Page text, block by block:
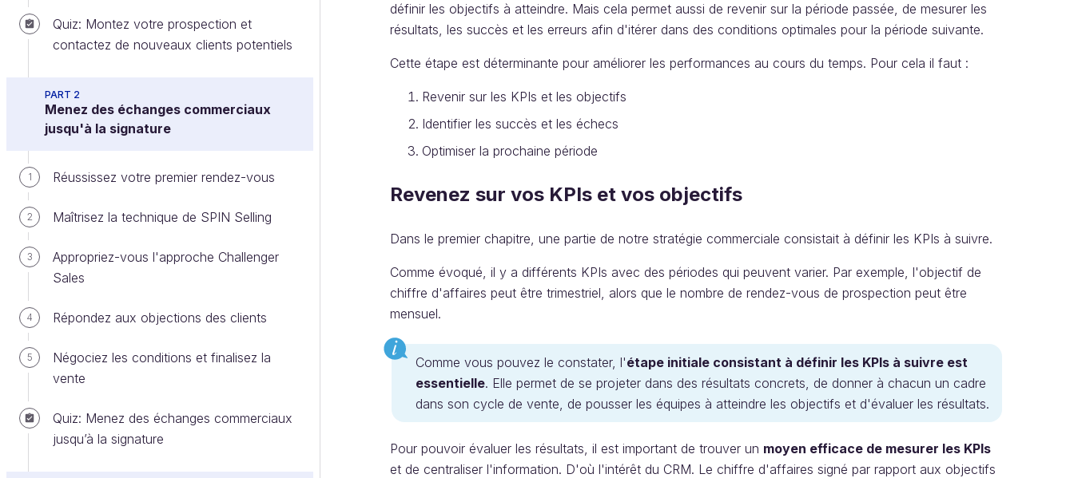
Quiz: Montez votre prospection et
contactez de nouveaux clients potentiels
PART 2
Menez des échanges commerciaux
jusqu'à la signature
1 Réussissez votre premier rendez-vous
2 Maîtrisez la technique de SPIN Selling
3
Appropriez-vous l'approche Challenger
Sales
4 Répondez aux objections des clients
5
Négociez les conditions et finalisez la
vente
Quiz: Menez des échanges commerciaux
jusqu’à la signature
définir les objectifs à atteindre. Mais cela permet aussi de revenir sur la période passée, de mesurer les
résultats, les succès et les erreurs afin d'itérer dans des conditions optimales pour la période suivante.
Cette étape est déterminante pour améliorer les performances au cours du temps. Pour cela il faut :
Revenir sur les KPIs et les objectifs
Identifier les succès et les échecs
Optimiser la prochaine période
Revenez sur vos KPIs et vos objectifs
Dans le premier chapitre, une partie de notre stratégie commerciale consistait à définir les KPIs à suivre.
Comme évoqué, il y a différents KPIs avec des périodes qui peuvent varier. Par exemple, l'objectif de
chiffre d'affaires peut être trimestriel, alors que le nombre de rendez-vous de prospection peut être
mensuel.
Comme vous pouvez le constater, l'étape initiale consistant à définir les KPIs à suivre est
essentielle. Elle permet de se projeter dans des résultats concrets, de donner à chacun un cadre
dans son cycle de vente, de pousser les équipes à atteindre les objectifs et d'évaluer les résultats.
Pour pouvoir évaluer les résultats, il est important de trouver un moyen efficace de mesurer les KPIs
et de centraliser l'information. D'où l'intérêt du CRM. Le chiffre d'affaires signé par rapport aux objectifs